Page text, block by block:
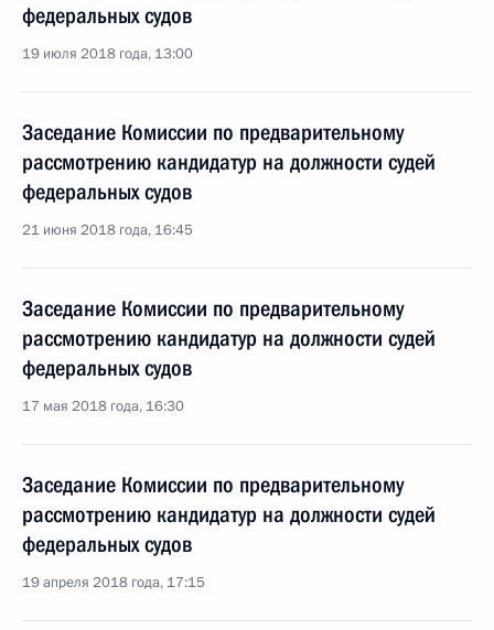
федеральных судов
19 июля 2018 года, 13:00
Заседание Комиссии по предварительному
рассмотрению кандидатур на должности судей
федеральных судов
21 июня 2018 года, 16:45
Заседание Комиссии по предварительному
рассмотрению кандидатур на должности судей
федеральных судов
17 мая 2018 года, 16:30
Заседание Комиссии по предварительному
рассмотрению кандидатур на должности судей
федеральных судов
19 апреля 2018 года, 17:15